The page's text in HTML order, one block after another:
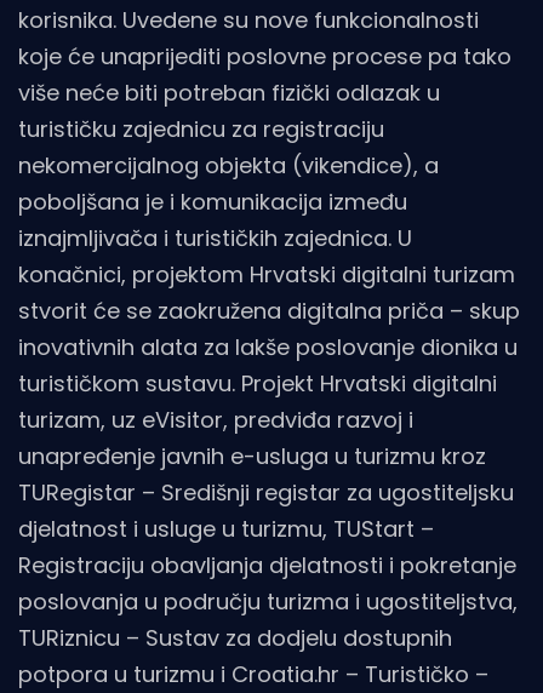
korisnika. Uvedene su nove funkcionalnosti
koje će unaprijediti poslovne procese pa tako
više neće biti potreban fizički odlazak u
turističku zajednicu za registraciju
nekomercijalnog objekta (vikendice), a
poboljšana je i komunikacija između
iznajmljivača i turističkih zajednica. U
konačnici, projektom Hrvatski digitalni turizam
stvorit će se zaokružena digitalna priča – skup
inovativnih alata za lakše poslovanje dionika u
turističkom sustavu. Projekt Hrvatski digitalni
turizam, uz eVisitor, predviđa razvoj i
unapređenje javnih e-usluga u turizmu kroz
TURegistar – Središnji registar za ugostiteljsku
djelatnost i usluge u turizmu, TUStart –
Registraciju obavljanja djelatnosti i pokretanje
poslovanja u području turizma i ugostiteljstva,
TURiznicu – Sustav za dodjelu dostupnih
potpora u turizmu i Croatia.hr – Turističko –